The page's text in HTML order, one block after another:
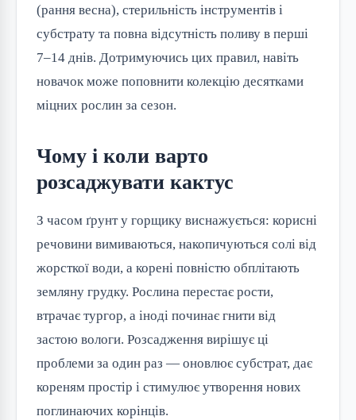
(рання весна), стерильність інструментів і
субстрату та повна відсутність поливу в перші
7–14 днів. Дотримуючись цих правил, навіть
новачок може поповнити колекцію десятками
міцних рослин за сезон.
Чому і коли варто
розсаджувати кактус
З часом ґрунт у горщику виснажується: корисні
речовини вимиваються, накопичуються солі від
жорсткої води, а корені повністю обплітають
земляну грудку. Рослина перестає рости,
втрачає тургор, а іноді починає гнити від
застою вологи. Розсадження вирішує ці
проблеми за один раз — оновлює субстрат, дає
кореням простір і стимулює утворення нових
поглинаючих корінців.